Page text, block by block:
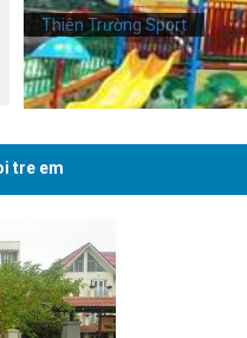
Thiên Trường Sport
tre em